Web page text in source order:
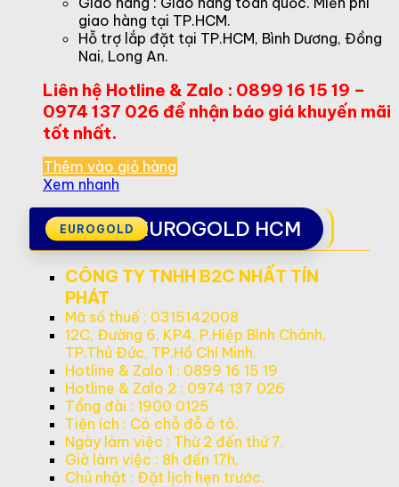
giao hàng tại TP.HCM.
Hỗ trợ lắp đặt tại TP.HCM, Bình Dương, Đồng
Nai, Long An.
Liên hệ Hotline & Zalo : 0899 16 15 19 –
0974 137 026 để nhận báo giá khuyến mãi
tốt nhất.
Thêm vào giỏ hàng
Xem nhanh
EUROGOLD HCM
CÔNG TY TNHH B2C NHẤT TÍN
PHÁT
Mã số thuế : 0315142008
12C, Đường 6, KP4, P.Hiệp Bình Chánh,
TP.Thủ Đức, TP.Hồ Chí Minh.
Hotline & Zalo 1 : 0899 16 15 19
Hotline & Zalo 2 : 0974 137 026
Tổng đài : 1900 0125
Tiện ích : Có chỗ đỗ ô tô.
Ngày làm việc : Thừ 2 đến thứ 7.
Giờ làm việc : 8h đến 17h,
Chủ nhật : Đặt lịch hẹn trước.